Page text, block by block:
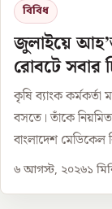
বিবিধ
জুলাইয়ে
রোবটে সবার
কৃষি ব্যাংক কর্মকর্তা
বসতে। তাঁকে
বাংলাদেশ মেডিকেল
৬ আগস্ট, ২০২৬১